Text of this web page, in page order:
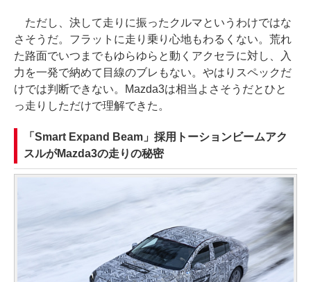
ただし、決して走りに振ったクルマというわけではな
さそうだ。フラットに走り乗り心地もわるくない。荒れ
た路面でいつまでもゆらゆらと動くアクセラに対し、入
力を一発で納めて目線のブレもない。やはりスペックだ
けでは判断できない。Mazda3は相当よさそうだとひと
っ走りしただけで理解できた。
「Smart Expand Beam」採用トーションビームアク
スルがMazda3の走りの秘密